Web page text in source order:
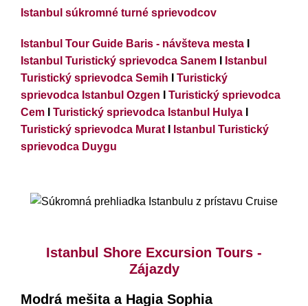
Istanbul súkromné turné sprievodcov
Istanbul Tour Guide Baris - návšteva mesta
Istanbul Turistický sprievodca Sanem
Istanbul
Turistický sprievodca Semih
Turistický
sprievodca Istanbul Ozgen
Turistický sprievodca
Cem
Turistický sprievodca Istanbul Hulya
Turistický sprievodca Murat
Istanbul Turistický
sprievodca Duygu
Istanbul Shore Excursion Tours -
Zájazdy
Modrá mešita a Hagia Sophia